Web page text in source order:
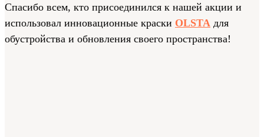
Спасибо всем, кто присоединился к нашей акции и
использовал инновационные краски OLSTA для
обустройства и обновления своего пространства!